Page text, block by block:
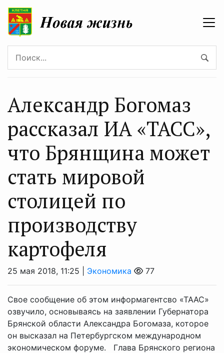
Александр Богомаз
рассказал ИА «ТАСС»,
что Брянщина может
стать мировой
столицей по
производству
картофеля
25 мая 2018, 11:25 | Экономика 77
Свое сообщение об этом информагентсво «ТААС»
озвучило, основываясь на заявлении Губернатора
Брянской области Александра Богомаза, которое
он высказал на Петербургском международном
экономическом форуме. Глава Брянского региона